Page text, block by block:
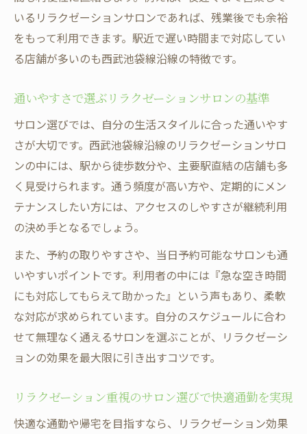
いるリラクゼーションサロンであれば、残業後でも余裕
をもって利用できます。駅近で遅い時間まで対応してい
る店舗が多いのも西武池袋線沿線の特徴です。
通いやすさで選ぶリラクゼーションサロンの基準
サロン選びでは、自分の生活スタイルに合った通いやす
さが大切です。西武池袋線沿線のリラクゼーションサロ
ンの中には、駅から徒歩数分や、主要駅直結の店舗も多
く見受けられます。通う頻度が高い方や、定期的にメン
テナンスしたい方には、アクセスのしやすさが継続利用
の決め手となるでしょう。
また、予約の取りやすさや、当日予約可能なサロンも通
いやすいポイントです。利用者の中には『急な空き時間
にも対応してもらえて助かった』という声もあり、柔軟
な対応が求められています。自分のスケジュールに合わ
せて無理なく通えるサロンを選ぶことが、リラクゼーシ
ョンの効果を最大限に引き出すコツです。
リラクゼーション重視のサロン選びで快適通勤を実現
快適な通勤や帰宅を目指すなら、リラクゼーション効果